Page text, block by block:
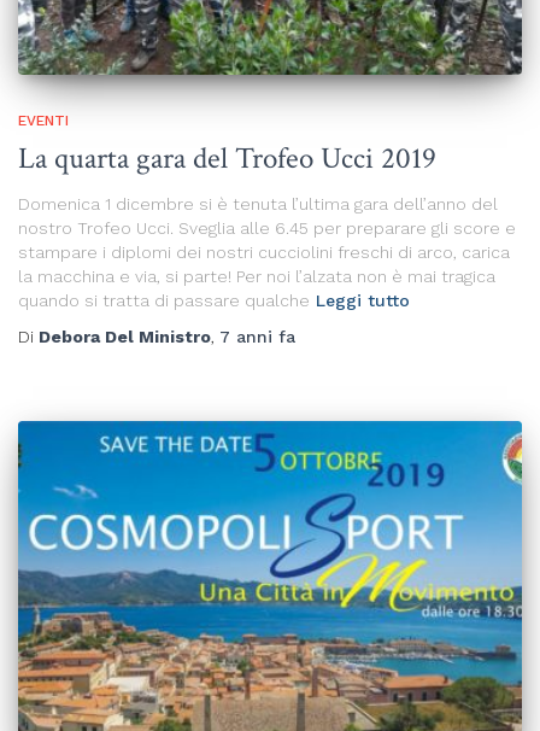
EVENTI
La quarta gara del Trofeo Ucci 2019
Domenica 1 dicembre si è tenuta l’ultima gara dell’anno del
nostro Trofeo Ucci. Sveglia alle 6.45 per preparare gli score e
stampare i diplomi dei nostri cucciolini freschi di arco, carica
la macchina e via, si parte! Per noi l’alzata non è mai tragica
quando si tratta di passare qualche Leggi tutto
Di Debora Del Ministro, 7 anni fa